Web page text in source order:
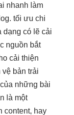
nhanh làm
tối ưu chi
dạng có lẽ cải
nguồn bắt
cải thiện
vệ bản trải
những bài
là một
content, hay